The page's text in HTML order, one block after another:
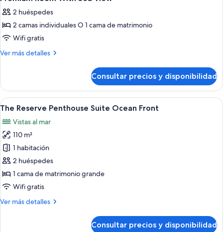
Front
todas
las
fotos
de
Premium
Sea
View
2 huéspedes
2 camas individuales O 1 cama de matrimonio
Wifi gratis
Ver más detalles
Más
Room
With
Sea
Consultar precios y disponibilidad
Abrir
todas
las
fotos
de
The
Reserve
Penthouse
Ocean
Un salón moderno con televisor,
6
The Reserve Penthouse Suite Ocean Front
Vistas al mar
110 m²
1 habitación
2 huéspedes
1 cama de matrimonio grande
Wifi gratis
Ver más detalles
Más
Consultar precios y disponibilidad